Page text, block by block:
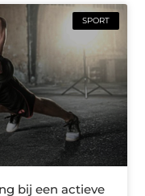
SPORT
bij een actieve